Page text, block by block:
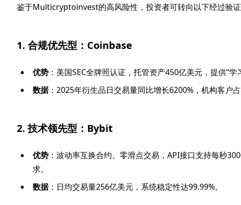
鉴于Multicryptoinvest的高风险性，投资者可转向以下经过验证
1. 合规优先型 ：Coinbase
优势：美国SEC全牌照认证，托管资产450亿美元，提供“学
数据：2025年衍生品日交易量同比增长6200%，机构客户占
2. 技术领先型 ：Bybit
优势：波动率互换合约、零滑点交易，API接口支持每秒
求。
数据：日均交易量256亿美元，系统稳定性达99.99%。